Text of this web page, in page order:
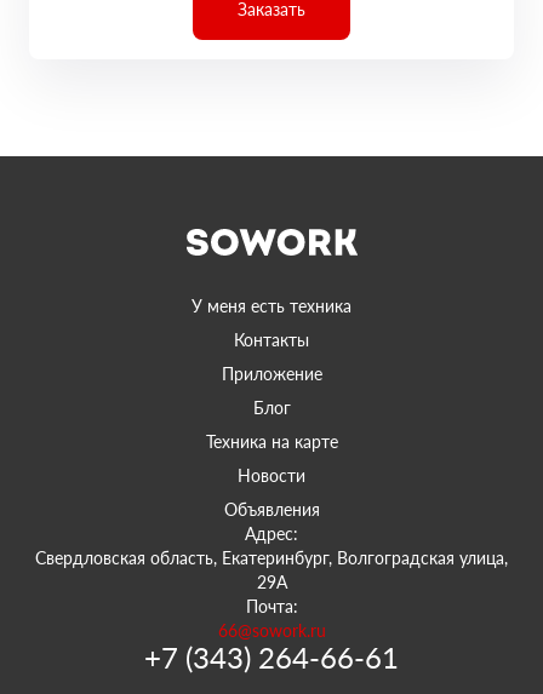
Заказать
У меня есть техника
Контакты
Приложение
Блог
Техника на карте
Новости
Объявления
Адрес:
Свердловская область, Екатеринбург, Волгоградская улица,
29А
Почта:
66@sowork.ru
+7 (343) 264-66-61